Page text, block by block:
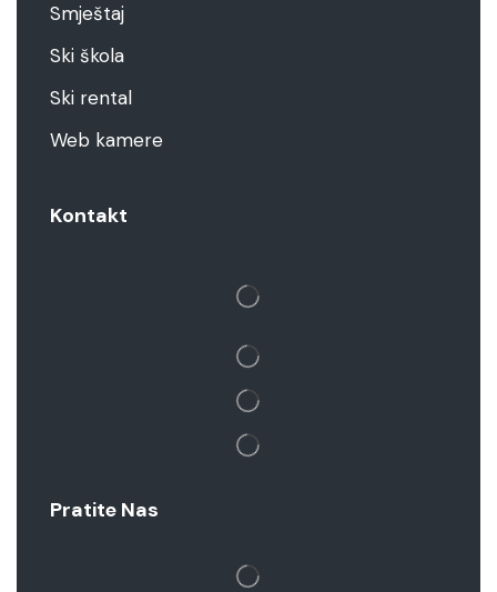
Smještaj
Ski škola
Ski rental
Web kamere
Kontakt
Pratite Nas